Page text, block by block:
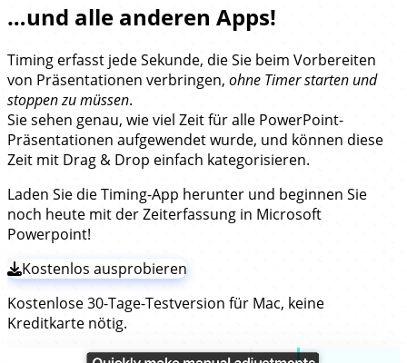
…und alle anderen Apps!
Timing erfasst jede Sekunde, die Sie beim Vorbereiten
von Präsentationen verbringen, ohne Timer starten und
stoppen zu müssen.
Sie sehen genau, wie viel Zeit für alle PowerPoint-
Präsentationen aufgewendet wurde, und können diese
Zeit mit Drag & Drop einfach kategorisieren.
Laden Sie die Timing-App herunter und beginnen Sie
noch heute mit der Zeiterfassung in Microsoft
Powerpoint!
Kostenlos ausprobieren
Kostenlose 30-Tage-Testversion für Mac, keine
Kreditkarte nötig.